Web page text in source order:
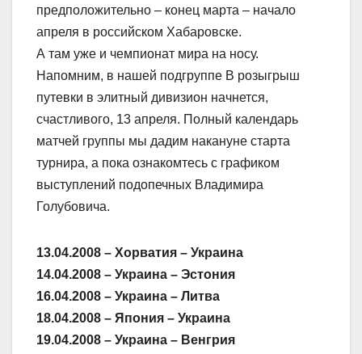
предположительно – конец марта – начало
апреля в российском Хабаровске.
А там уже и чемпионат мира на носу.
Напомним, в нашей подгруппе В розыгрыш
путевки в элитный дивизион начнется,
счастливого, 13 апреля. Полный календарь
матчей группы мы дадим накануне старта
турнира, а пока ознакомтесь с графиком
выступлений подопечных Владимира
Голубовича.
13.04.2008 – Хорватия – Украина
14.04.2008 – Украина – Эстония
16.04.2008 – Украина – Литва
18.04.2008 – Япония – Украина
19.04.2008 – Украина – Венгрия